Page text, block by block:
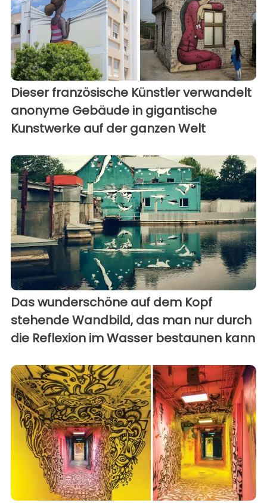
Dieser französische Künstler verwandelt
anonyme Gebäude in gigantische
Kunstwerke auf der ganzen Welt
Das wunderschöne auf dem Kopf
stehende Wandbild, das man nur durch
die Reflexion im Wasser bestaunen kann